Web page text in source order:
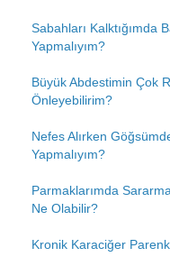
Sabahları Kalktığımda
Yapmalıyım?
Büyük Abdestimin Çok
Önleyebilirim?
Nefes Alırken
Yapmalıyım?
Parmaklarımda
Ne Olabilir?
Kronik Karaciğer